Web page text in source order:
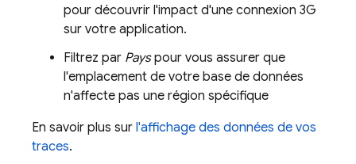
pour découvrir l'impact d'une connexion 3G
sur votre application.
Filtrez par Payspour vous assurer que
l'emplacement de votre base de données
n'affecte pas une région spécifique
En savoir plus sur l'affichage des données de vos
traces.